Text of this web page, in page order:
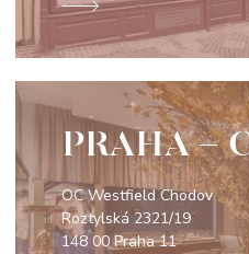
PRAHA -
OC Westfield Chodov
Roztylská 2321/19
148 00 Praha 11